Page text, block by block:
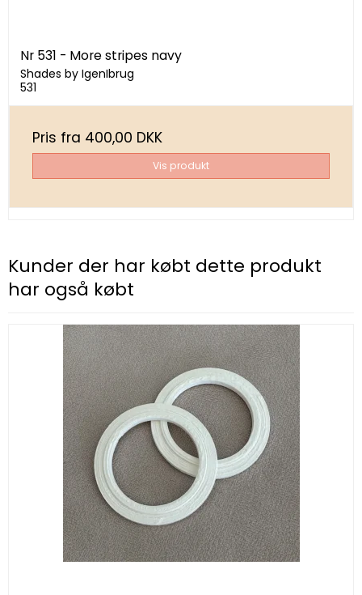
Nr 531 - More stripes navy
Shades by IgenIbrug
531
Pris fra 400,00 DKK
Vis produkt
Kunder der har købt dette produkt
har også købt